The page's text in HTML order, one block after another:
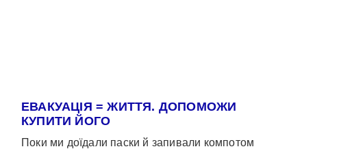
ЕВАКУАЦІЯ = ЖИТТЯ. ДОПОМОЖИ
КУПИТИ ЙОГО
Поки ми доїдали паски й запивали компотом